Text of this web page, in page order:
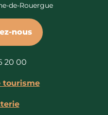
de-Rouergue
nous
20 00
tourisme